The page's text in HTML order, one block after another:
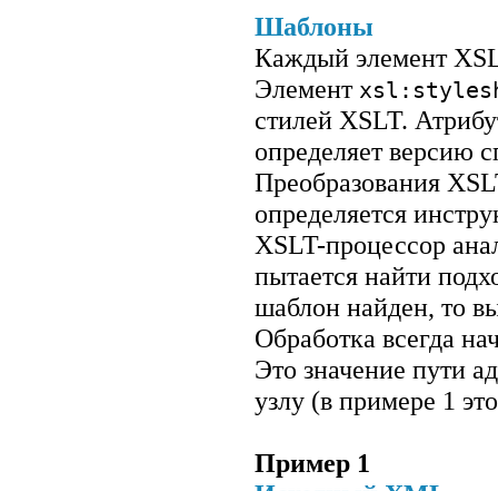
Шаблоны
Каждый элемент
Элемент
стилей XSLT.
определяет версию
Преобразования
определяется
XSLT-процессор
пытается найти
шаблон найден, то
Обработка всегда
Это значение пути
узлу (в примере 1
Пример 1